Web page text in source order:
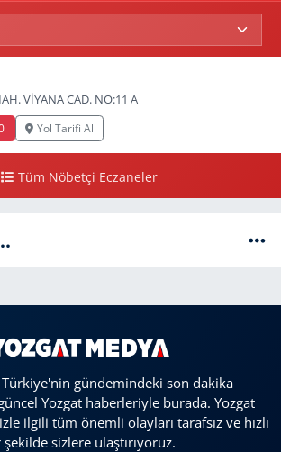
VİYANA CAD. NO:11 A
Yol Tarifi Al
Tüm Nöbetçi Eczaneler
Türkiye'nin gündemindeki son dakika
Yozgat haberleriyle burada. Yozgat
ilgili tüm önemli olayları tarafsız ve hızlı
şekilde sizlere ulaştırıyoruz.